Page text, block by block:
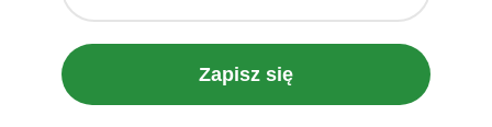
Zapisz się